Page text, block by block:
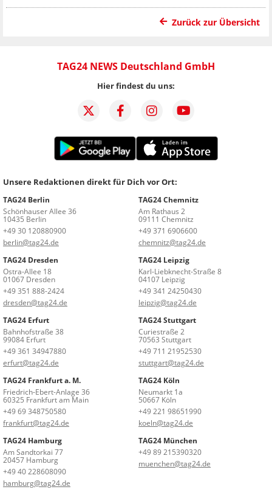
Zurück zur Übersicht
TAG24 NEWS Deutschland GmbH
Hier findest du uns:
Unsere Redaktionen direkt für Dich vor Ort:
TAG24 Berlin
Schönhauser Allee 36
10435 Berlin
+49 30 120880900
berlin@tag24.de
TAG24 Chemnitz
Am Rathaus 2
09111 Chemnitz
+49 371 6906600
chemnitz@tag24.de
TAG24 Dresden
Ostra-Allee 18
01067 Dresden
+49 351 888-2424
dresden@tag24.de
TAG24 Leipzig
Karl-Liebknecht-Straße 8
04107 Leipzig
+49 341 24250430
leipzig@tag24.de
TAG24 Erfurt
Bahnhofstraße 38
99084 Erfurt
+49 361 34947880
erfurt@tag24.de
TAG24 Stuttgart
Curiestraße 2
70563 Stuttgart
+49 711 21952530
stuttgart@tag24.de
TAG24 Frankfurt a. M.
Friedrich-Ebert-Anlage 36
60325 Frankfurt am Main
+49 69 348750580
frankfurt@tag24.de
TAG24 Köln
Neumarkt 1a
50667 Köln
+49 221 98651990
koeln@tag24.de
TAG24 Hamburg
Am Sandtorkai 77
20457 Hamburg
+49 40 228608090
hamburg@tag24.de
TAG24 München
+49 89 215390320
muenchen@tag24.de